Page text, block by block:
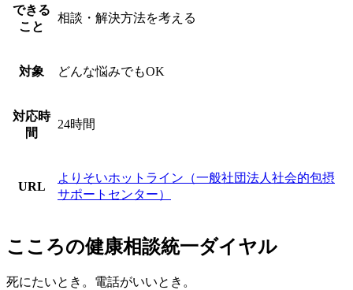
できる
こと
相談・解決方法を考える
対象 どんな悩みでもOK
対応時
間
24時間
URL
よりそいホットライン（一般社団法人社会的包摂
サポートセンター）
こころの健康相談統一ダイヤル
死にたいとき。電話がいいとき。